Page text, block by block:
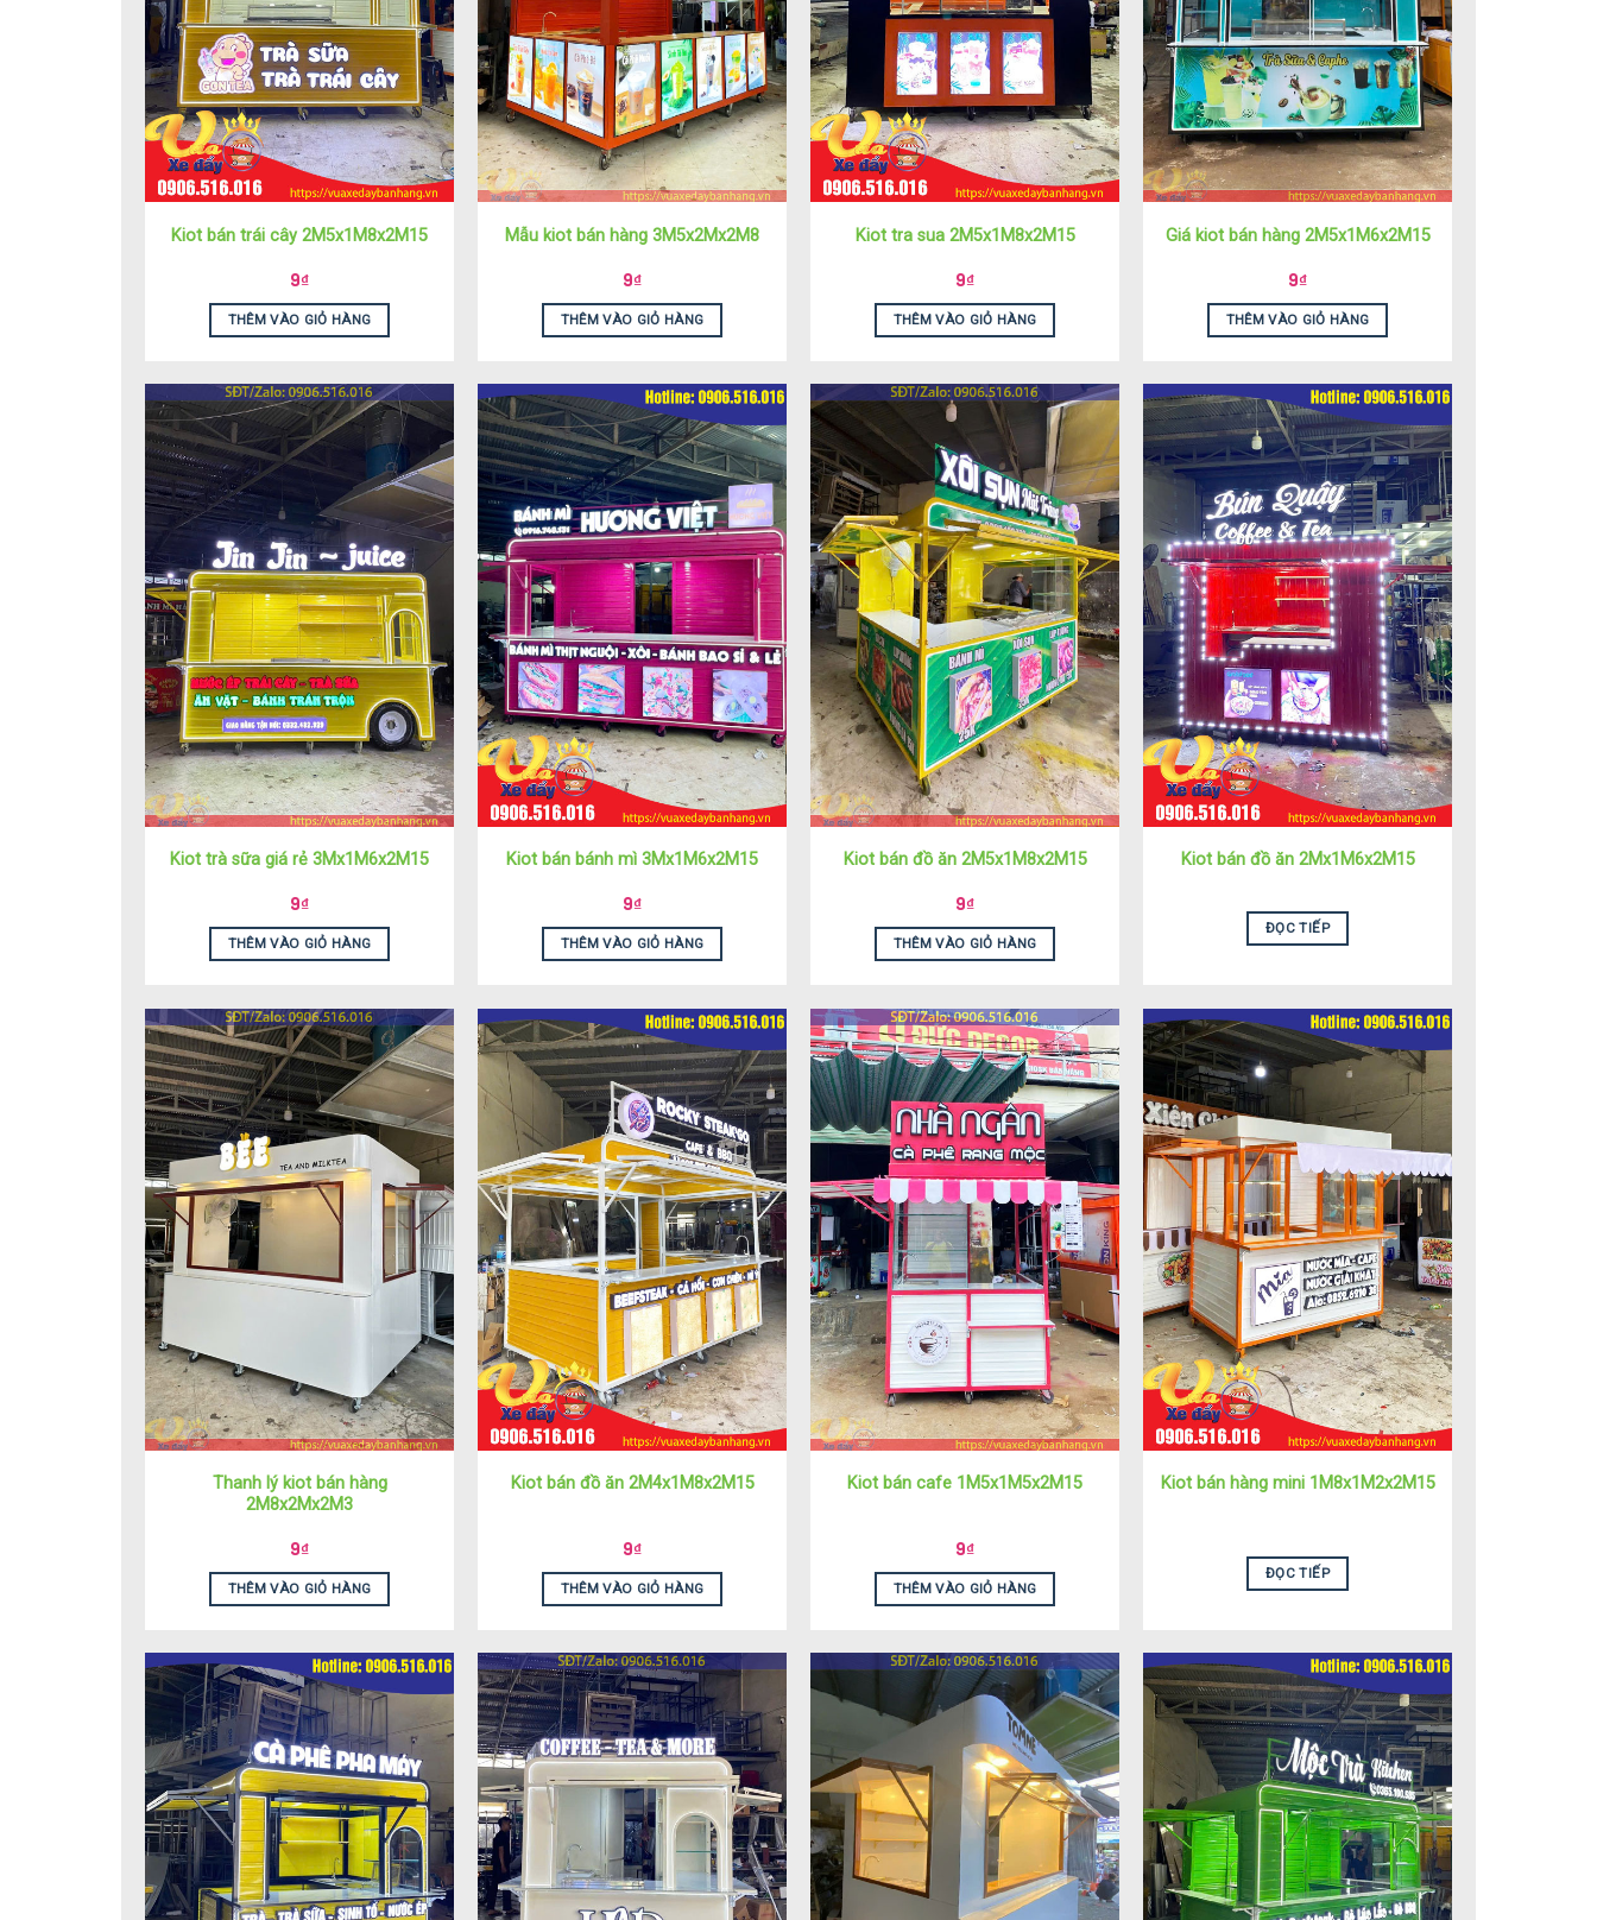
Kiot bán trái cây 2M5x1M8x2M15
9₫
THÊM VÀO GIỎ HÀNG
Mẫu kiot bán hàng 3M5x2Mx2M8
9₫
THÊM VÀO GIỎ HÀNG
Kiot tra sua 2M5x1M8x2M15
9₫
THÊM VÀO GIỎ HÀNG
Giá kiot bán hàng 2M5x1M6x2M15
9₫
THÊM VÀO GIỎ HÀNG
Kiot trà sữa giá rẻ 3Mx1M6x2M15
9₫
THÊM VÀO GIỎ HÀNG
Kiot bán bánh mì 3Mx1M6x2M15
9₫
THÊM VÀO GIỎ HÀNG
Kiot bán đồ ăn 2M5x1M8x2M15
9₫
THÊM VÀO GIỎ HÀNG
Kiot bán đồ ăn 2Mx1M6x2M15
ĐỌC TIẾP
Thanh lý kiot bán hàng
2M8x2Mx2M3
9₫
THÊM VÀO GIỎ HÀNG
Kiot bán đồ ăn 2M4x1M8x2M15
9₫
THÊM VÀO GIỎ HÀNG
Kiot bán cafe 1M5x1M5x2M15
9₫
THÊM VÀO GIỎ HÀNG
Kiot bán hàng mini 1M8x1M2x2M15
ĐỌC TIẾP